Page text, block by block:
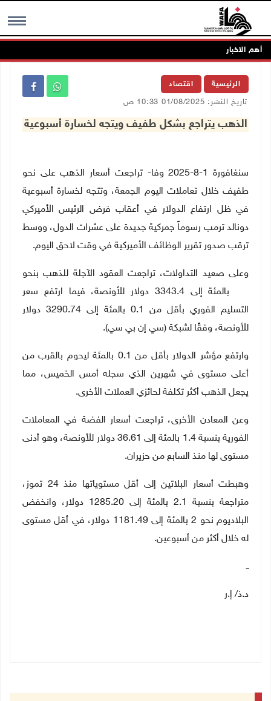
MENU أهم الاخبار
الرئيسية اقتصاد
تاريخ النشر: 01/08/2025 10:33 ص
الذهب يتراجع بشكل طفيف ويتجه لخسارة أسبوعية
سنغافورة 1-8-2025 وفا- تراجعت أسعار الذهب على نحو
طفيف خلال تعاملات اليوم الجمعة، وتتجه لخسارة أسبوعية
في ظل ارتفاع الدولار في أعقاب فرض الرئيس الأميركي
دونالد ترمب رسوماً جمركية جديدة على عشرات الدول، ووسط
ترقب صدور تقرير الوظائف الأميركية في وقت لاحق اليوم.
وعلى صعيد التداولات، تراجعت العقود الآجلة للذهب بنحو
0.2 بالمئة إلى 3343.4 دولار للأونصة، فيما ارتفع سعر
التسليم الفوري بأقل من 0.1 بالمئة إلى 3290.74 دولار
للأونصة، وفقًا لشبكة (سي إن بي سي).
وارتفع مؤشر الدولار بأقل من 0.1 بالمئة ليحوم بالقرب من
أعلى مستوى في شهرين الذي سجله أمس الخميس، مما
يجعل الذهب أكثر تكلفة لحائزي العملات الأخرى.
وعن المعادن الأخرى، تراجعت أسعار الفضة في المعاملات
الفورية بنسبة 1.4 بالمئة إلى 36.61 دولار للأونصة، وهو أدنى
مستوى لها منذ السابع من حزيران.
وهبطت أسعار البلاتين إلى أقل مستوياتها منذ 24 تموز،
متراجعة بنسبة 2.1 بالمئة إلى 1285.20 دولار، وانخفض
البلاديوم نحو 2 بالمئة إلى 1181.49 دولار، في أقل مستوى
له خلال أكثر من أسبوعين.
ــ
د.ذ/ إ.ر